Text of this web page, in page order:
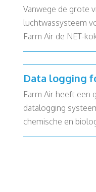
Vanwege de grote
luchtwassysteem
Farm Air de NET-
Data logging
Farm Air heeft een
datalogging
chemische en